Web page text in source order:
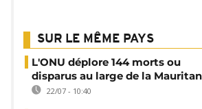
SUR LE MÊME PAYS
L'ONU déplore 144 morts ou
disparus au large de la
22/07 - 10:40